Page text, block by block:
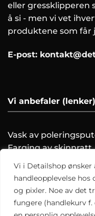
Vi i Detailshop ønsker
handleopplevelse hos
og pixler. Noe av det
fungere (handlekurv
eller gressklipperen
å si - men vi vet
produktene som får
E-post:
Vi anbefaler (lenker)
Vask av
Farging av skinnratt
Vask motoren trygt!
Hvordan clayer du?
Alle artikler